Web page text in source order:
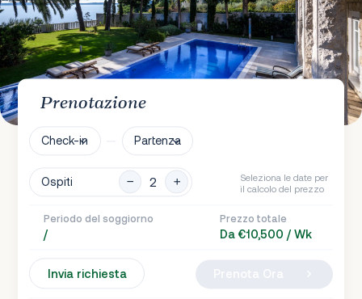
Prenotazione
Check-in Partenza
Ospiti
Seleziona le date per
il calcolo del prezzo
Periodo del soggiorno
/
Prezzo totale
Da €10,500 / Wk
Invia richiesta